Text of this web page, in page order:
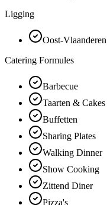
Ligging
Oost-Vlaanderen
Catering Formules
Barbecue
Taarten & Cakes
Buffetten
Sharing Plates
Walking Dinner
Show Cooking
Zittend Diner
Pizza's